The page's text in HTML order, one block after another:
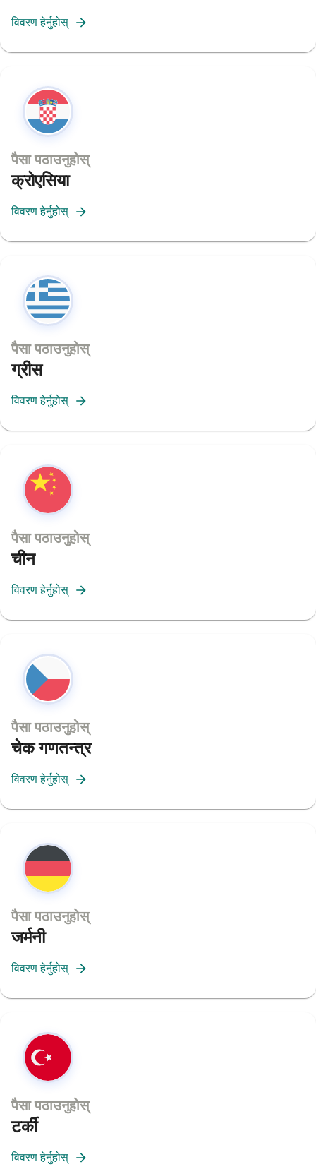
विवरण हेर्नुहोस्
पैसा पठाउनुहोस्
क्रोएसिया
विवरण हेर्नुहोस्
पैसा पठाउनुहोस्
ग्रीस
विवरण हेर्नुहोस्
पैसा पठाउनुहोस्
चीन
विवरण हेर्नुहोस्
पैसा पठाउनुहोस्
चेक गणतन्त्र
विवरण हेर्नुहोस्
पैसा पठाउनुहोस्
जर्मनी
विवरण हेर्नुहोस्
पैसा पठाउनुहोस्
टर्की
विवरण हेर्नुहोस्